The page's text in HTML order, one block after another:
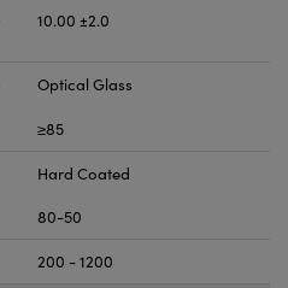
10.00 ±2.0
Optical Glass
≥85
Hard Coated
80-50
200 - 1200